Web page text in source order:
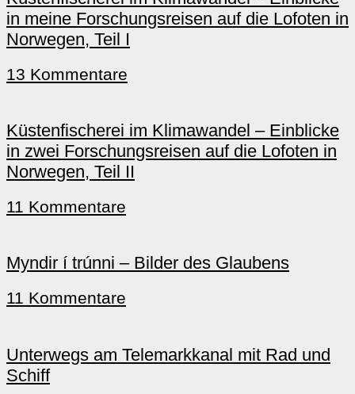
in meine Forschungsreisen auf die Lofoten in
Norwegen, Teil I
13 Kommentare
Küstenfischerei im Klimawandel – Einblicke
in zwei Forschungsreisen auf die Lofoten in
Norwegen, Teil II
11 Kommentare
Myndir í trúnni – Bilder des Glaubens
11 Kommentare
Unterwegs am Telemarkkanal mit Rad und
Schiff